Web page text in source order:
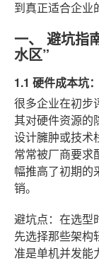
到真正适合企业
一、 避坑指
水区”
1.1 硬件成本坑
很多企业在初步
其对硬件资源的
设计臃肿或技术
常常被厂商要求
幅推高了初期的
销。
避坑点 ：在选型
先选择那些架构
准是单机并发能